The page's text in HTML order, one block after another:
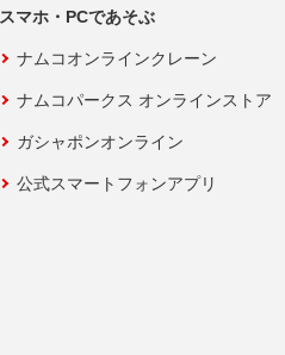
スマホ・PCであそぶ
ナムコオンラインクレーン
ナムコパークス オンラインストア
ガシャポンオンライン
公式スマートフォンアプリ